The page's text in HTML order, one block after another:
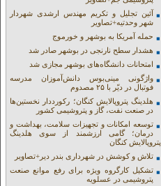
آئین تجلیل و تکریم مهندس ارشدی شهردار
شهر وحدتیه+تصاویر
حمله آمریکا به بوشهر و خورموج
هشدار سطح نارنجی در بوشهر صادر شد
امتحانات دانشگاه‌های بوشهر مجازی شد
واژگونی مینی‌بوس دانش‌آموزان مدرسه
فوتبال در دیّر با ۲۵ مصدوم
هلدینگ پتروپالایش کنگان؛ رکورددار نخستین‌ها
در صنعت نفت، گاز و پتروشیمی کشور
توسعه امکانات و تجهیزات سلامت، بهداشت و
درمان؛ گامی ارزشمند از سوی هلدینگ
پتروپالایش کنگان
تلاش و کوشش در شهرداری بندر دیر+تصاویر
تشکیل کارگروه ویژه برای رفع موانع صنعت
پتروشیمی در عسلویه